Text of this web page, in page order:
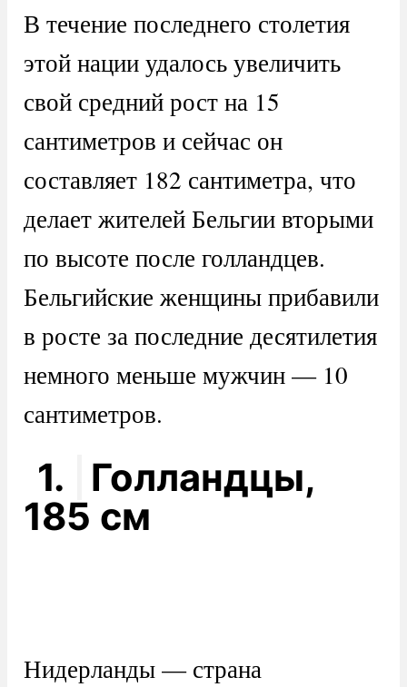
В течение последнего столетия
этой нации удалось увеличить
свой средний рост на 15
сантиметров и сейчас он
составляет 182 сантиметра, что
делает жителей Бельгии вторыми
по высоте после голландцев.
Бельгийские женщины прибавили
в росте за последние десятилетия
немного меньше мужчин — 10
сантиметров.
1.
Голландцы,
185 см
Нидерланды — страна